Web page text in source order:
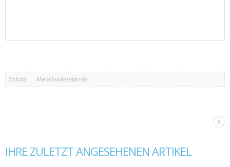
Schild Metallwiderstände
IHRE ZULETZT ANGESEHENEN ARTIKEL